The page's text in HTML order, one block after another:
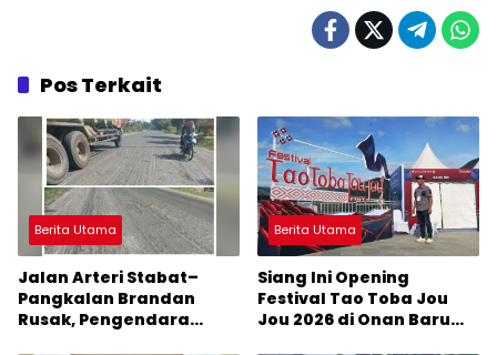
Pos Terkait
Berita Utama
Jalan Arteri Stabat–
Pangkalan Brandan
Rusak, Pengendara
Berita Utama
Siang Ini Opening
Festival Tao Toba Jou
Jou 2026 di Onan Baru